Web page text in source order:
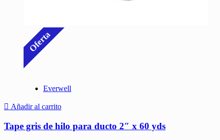
Oferta
Everwell
Añadir al carrito
Tape gris de hilo para ducto 2″ x 60 yds